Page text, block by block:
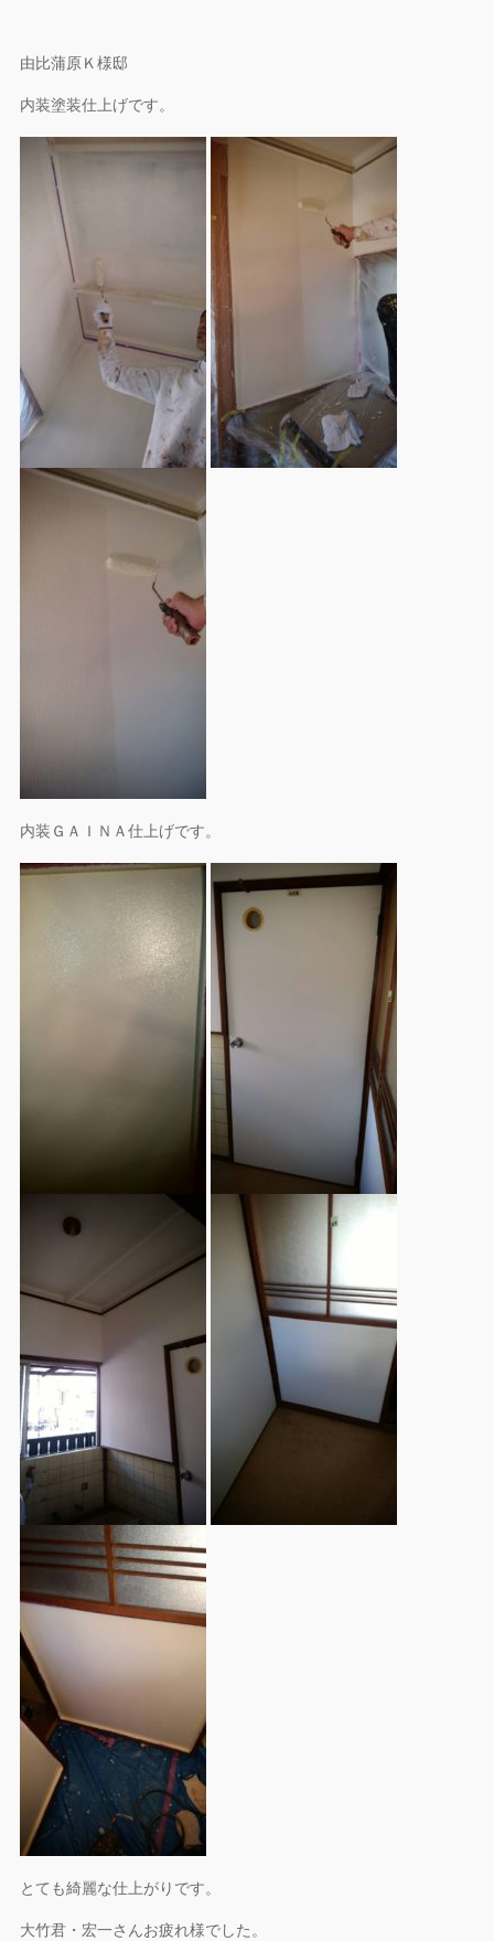
由比蒲原Ｋ様邸
内装塗装仕上げです。
内装ＧＡＩＮＡ仕上げです。
とても綺麗な仕上がりです。
大竹君・宏一さんお疲れ様でした。